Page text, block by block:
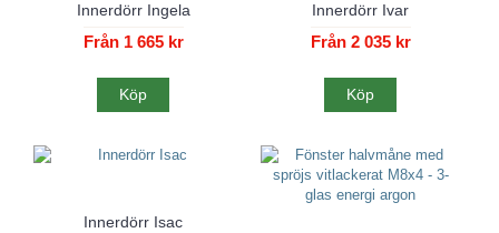
Innerdörr Ingela
Från 1 665 kr
Köp
Innerdörr Ivar
Från 2 035 kr
Köp
Innerdörr Isac